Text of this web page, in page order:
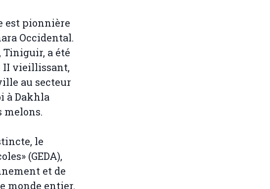
est pionnière
Occidental.
Tiniguir, a été
II vieillissant,
au secteur
à Dakhla
melons.
le
(GEDA),
et de
monde entier.